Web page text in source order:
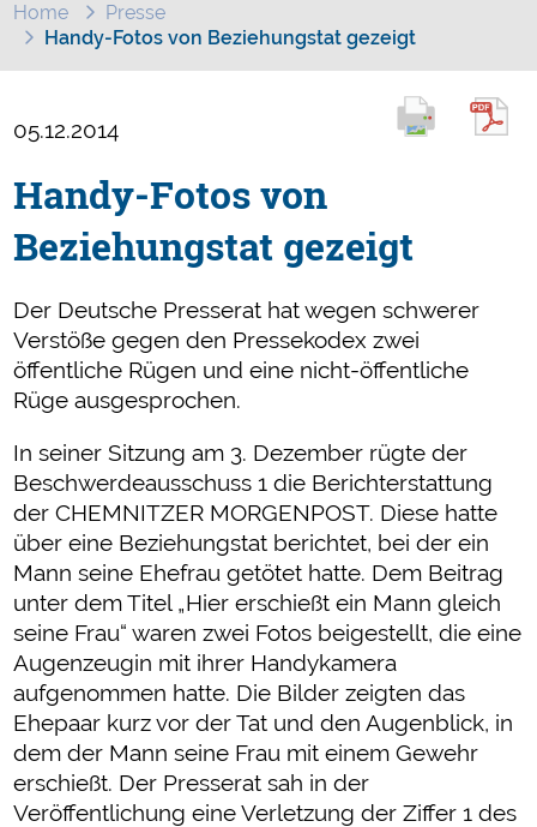
Home
Presse
Handy-Fotos von Beziehungstat gezeigt
05.12.2014
Handy-Fotos von
Beziehungstat gezeigt
Der Deutsche Presserat hat wegen schwerer
Verstöße gegen den Pressekodex zwei
öffentliche Rügen und eine nicht-öffentliche
Rüge ausgesprochen.
In seiner Sitzung am 3. Dezember rügte der
Beschwerdeausschuss 1 die Berichterstattung
der CHEMNITZER MORGENPOST. Diese hatte
über eine Beziehungstat berichtet, bei der ein
Mann seine Ehefrau getötet hatte. Dem Beitrag
unter dem Titel „Hier erschießt ein Mann gleich
seine Frau“ waren zwei Fotos beigestellt, die eine
Augenzeugin mit ihrer Handykamera
aufgenommen hatte. Die Bilder zeigten das
Ehepaar kurz vor der Tat und den Augenblick, in
dem der Mann seine Frau mit einem Gewehr
erschießt. Der Presserat sah in der
Veröffentlichung eine Verletzung der Ziffer 1 des